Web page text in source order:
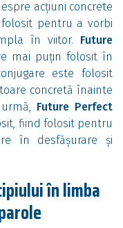
acțiuni concrete
pentru a vorbi
în viitor. Future
mai puțin folosit în
este folosit
concretă înainte
Future Perfect
fiind folosit pentru
în desfășurare și
în limba